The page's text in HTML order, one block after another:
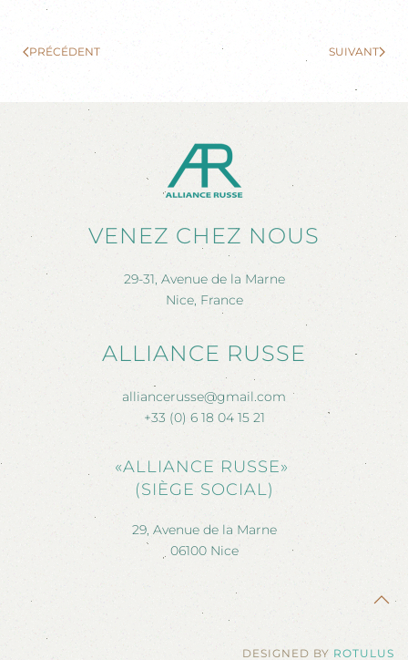
PRÉCÉDENT SUIVANT
VENEZ CHEZ NOUS
29-31, Avenue de la Marne
Nice, France
ALLIANCE RUSSE
alliancerusse@gmail.com
+33 (0) 6 18 04 15 21
«ALLIANCE RUSSE»
(SIÈGE SOCIAL)
29, Avenue de la Marne
06100 Nice
DESIGNED BY ROTULUS